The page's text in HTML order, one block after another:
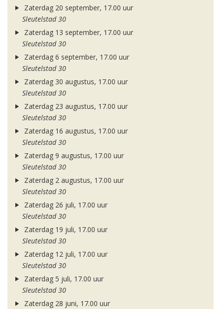
Zaterdag 20 september, 17.00 uur
Sleutelstad 30
Zaterdag 13 september, 17.00 uur
Sleutelstad 30
Zaterdag 6 september, 17.00 uur
Sleutelstad 30
Zaterdag 30 augustus, 17.00 uur
Sleutelstad 30
Zaterdag 23 augustus, 17.00 uur
Sleutelstad 30
Zaterdag 16 augustus, 17.00 uur
Sleutelstad 30
Zaterdag 9 augustus, 17.00 uur
Sleutelstad 30
Zaterdag 2 augustus, 17.00 uur
Sleutelstad 30
Zaterdag 26 juli, 17.00 uur
Sleutelstad 30
Zaterdag 19 juli, 17.00 uur
Sleutelstad 30
Zaterdag 12 juli, 17.00 uur
Sleutelstad 30
Zaterdag 5 juli, 17.00 uur
Sleutelstad 30
Zaterdag 28 juni, 17.00 uur